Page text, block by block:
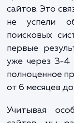
стабильный
поисковых
Мы строим
учитывая
Наша цель -
ЗАКАЗАТЬ